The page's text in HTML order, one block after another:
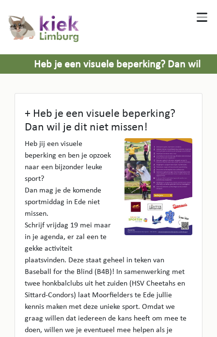
Heb je een visuele beperking? Dan wil
+ Heb je een visuele beperking?
Dan wil je dit niet missen!
Heb jij een visuele
beperking en ben je opzoek
naar een bijzonder leuke
sport?
Dan mag je de komende
sportmiddag in Ede niet
missen.
Schrijf vrijdag 19 mei maar
in je agenda, er zal een te
gekke activiteit
plaatsvinden. Deze staat geheel in teken van
Baseball for the Blind (B4B)! In samenwerking met
twee honkbalclubs uit het zuiden (HSV Cheetahs en
Sittard-Condors) laat Moorfielders te Ede jullie
kennis maken met deze unieke sport. Omdat we
graag willen dat iedereen de kans heeft om mee te
doen, willen we je eventueel mee helpen als je